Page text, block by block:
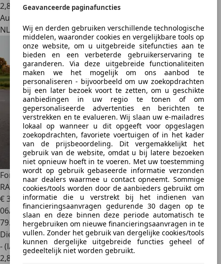
Geavanceerde paginafuncties
Wij en derden gebruiken verschillende technologische
middelen, waaronder cookies en vergelijkbare tools op
onze website, om u uitgebreide sitefuncties aan te
bieden en een verbeterde gebruikerservaring te
garanderen. Via deze uitgebreide functionaliteiten
maken we het mogelijk om ons aanbod te
personaliseren - bijvoorbeeld om uw zoekopdrachten
bij een later bezoek voort te zetten, om u geschikte
aanbiedingen in uw regio te tonen of om
gepersonaliseerde advertenties en berichten te
verstrekken en te evalueren. Wij slaan uw e-mailadres
lokaal op wanneer u dit opgeeft voor opgeslagen
zoekopdrachten, favoriete voertuigen of in het kader
van de prijsbeoordeling. Dit vergemakkelijkt het
gebruik van de website, omdat u bij latere bezoeken
niet opnieuw hoeft in te voeren. Met uw toestemming
wordt op gebruik gebaseerde informatie verzonden
naar dealers waarmee u contact opneemt. Sommige
cookies/tools worden door de aanbieders gebruikt om
informatie die u verstrekt bij het indienen van
financieringsaanvragen gedurende 30 dagen op te
slaan en deze binnen deze periode automatisch te
hergebruiken om nieuwe financieringsaanvragen in te
vullen. Zonder het gebruik van dergelijke cookies/tools
kunnen dergelijke uitgebreide functies geheel of
gedeeltelijk niet worden gebruikt.
2,8
Autobedrijf
NL 6436 AM
Ford Tourneo CustomTourneo Custom 320 2.0 TDCI L2H1
RAPTOR 185PK
€ 33.9001
06/2021
79.463 km
Diesel
- (l/100 km)
2,8